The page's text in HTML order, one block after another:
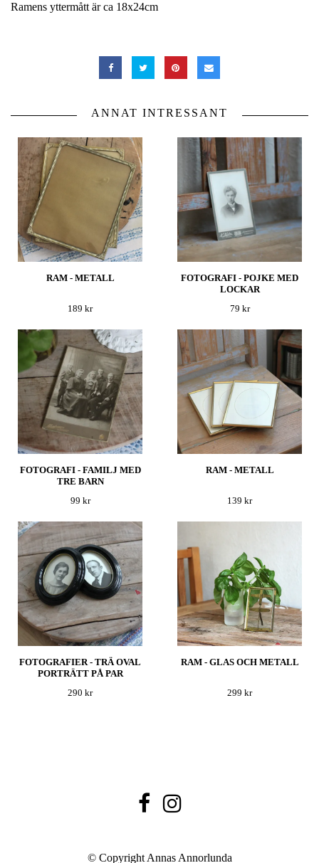
Ramens yttermått är ca 18x24cm
ANNAT INTRESSANT
RAM - METALL
189 kr
FOTOGRAFI - POJKE MED
LOCKAR
79 kr
FOTOGRAFI - FAMILJ MED
TRE BARN
99 kr
RAM - METALL
139 kr
FOTOGRAFIER - TRÄ OVAL
PORTRÄTT PÅ PAR
290 kr
RAM - GLAS OCH METALL
299 kr
© Copyright Annas Annorlunda